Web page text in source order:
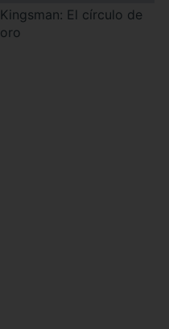
Kingsman: El círculo de
oro